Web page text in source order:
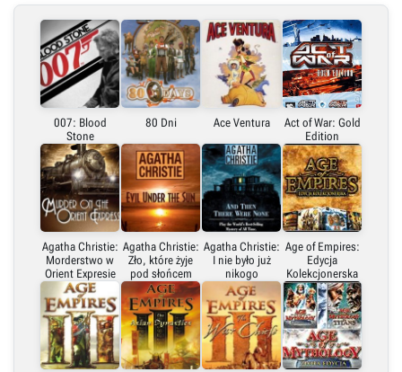
Link bezpośredni
X (Twitter)
Link do grafiki poziomej
Link do grafiki pionowej
007: Blood
Stone
80 Dni Ace Ventura
Act of War: Gold
Edition
Agatha Christie:
Morderstwo w
Orient Expresie
Agatha Christie:
Zło, które żyje
pod słońcem
Agatha Christie:
I nie było już
nikogo
Age of Empires:
Edycja
Kolekcjonerska